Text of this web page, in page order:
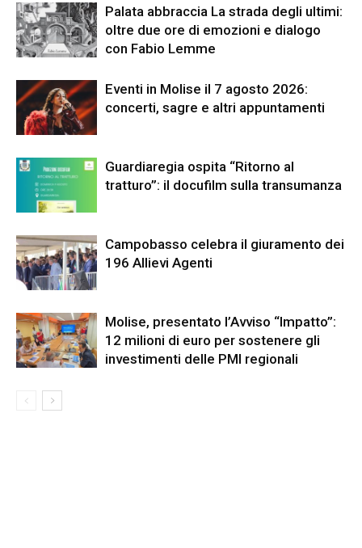
Palata abbraccia La strada degli ultimi:
oltre due ore di emozioni e dialogo
con Fabio Lemme
Eventi in Molise il 7 agosto 2026:
concerti, sagre e altri appuntamenti
Guardiaregia ospita “Ritorno al
tratturo”: il docufilm sulla transumanza
Campobasso celebra il giuramento dei
196 Allievi Agenti
Molise, presentato l’Avviso “Impatto”:
12 milioni di euro per sostenere gli
investimenti delle PMI regionali